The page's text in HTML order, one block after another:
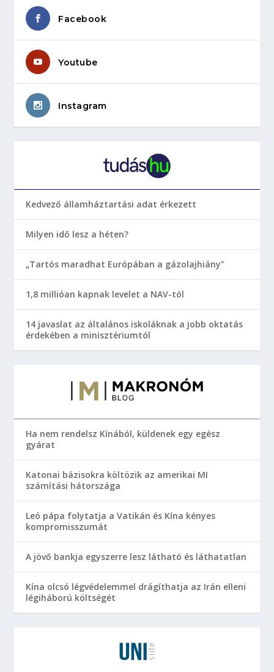
Facebook
Youtube
Instagram
Kedvező államháztartási adat érkezett
Milyen idő lesz a héten?
„Tartós maradhat Európában a gázolajhiány”
1,8 millióan kapnak levelet a NAV-tól
14 javaslat az általános iskoláknak a jobb oktatás
érdekében a minisztériumtól
Ha nem rendelsz Kínából, küldenek egy egész
gyárat
Katonai bázisokra költözik az amerikai MI
számítási hátországa
Leó pápa folytatja a Vatikán és Kína kényes
kompromisszumát
A jövő bankja egyszerre lesz látható és láthatatlan
Kína olcsó légvédelemmel drágíthatja az Irán elleni
légiháború költségét